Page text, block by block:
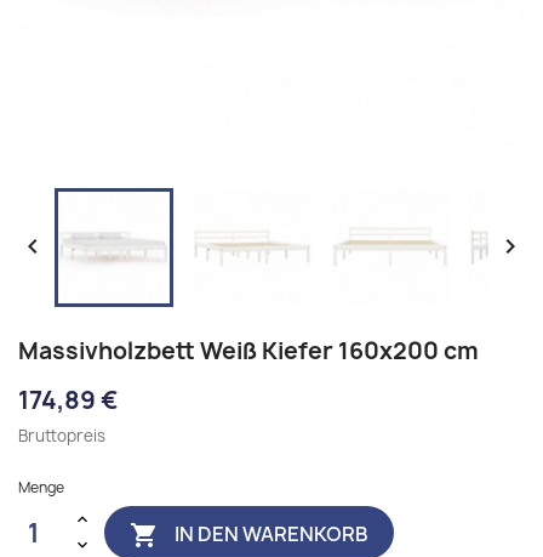
 
Massivholzbett Weiß Kiefer 160x200 cm
174,89 €
Bruttopreis
Menge
 IN DEN WARENKORB